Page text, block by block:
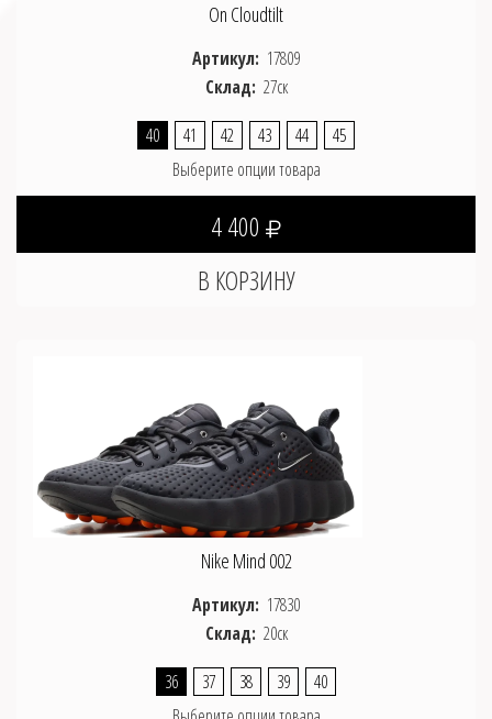
On Cloudtilt
Артикул: 17809
Склад: 27ск
40 41 42 43 44
45
Выберите опции товара
4 400
Nike Mind 002
Артикул: 17830
Склад: 20ск
36 37 38 39
40